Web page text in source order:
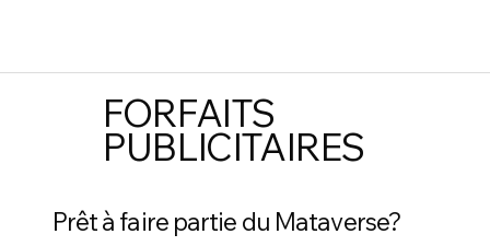
FORFAITS
PUBLICITAIRES
Prêt à faire partie du Mataverse?